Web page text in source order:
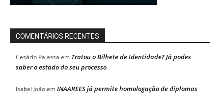
COMENTÁRIOS RECENTES
Cesário Palassa em Tratou o Bilhete de Identidade? Já podes
saber o estado do seu processo
Isabel JoãoemINAAREES já permite homologação de diplomas